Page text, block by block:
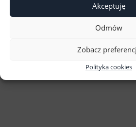
Akceptuję
Odmów
Zobacz
Polityka cookies
Magnez Terapeutyczny
zestaw 2x but. 50ml.
buteleczka!